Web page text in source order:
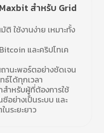
สำหรับ Grid
ใช้งานง่าย เหมาะทั้ง
และคริปโทเค
านะพอร์ตอย่างชัดเจน
ได้ทุกเวลา
ำหรับผู้ที่ต้องการใช้
อย่างเป็นระบบ และ
ระยะยาว